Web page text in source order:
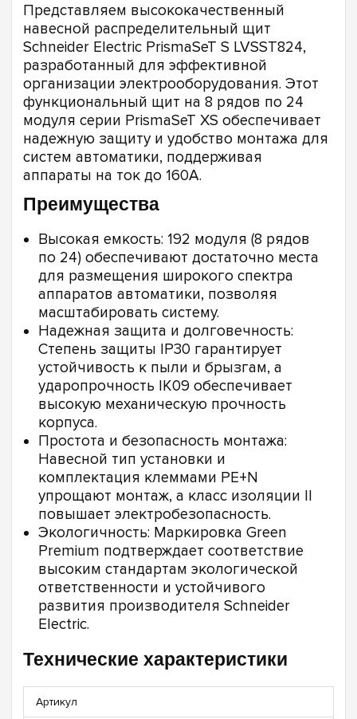
Представляем высококачественный
навесной распределительный щит
Schneider Electric PrismaSeT S LVSST824,
разработанный для эффективной
организации электрооборудования. Этот
функциональный щит на 8 рядов по 24
модуля серии PrismaSeT XS обеспечивает
надежную защиту и удобство монтажа для
систем автоматики, поддерживая
аппараты на ток до 160А.
Преимущества
Высокая емкость: 192 модуля (8 рядов
по 24) обеспечивают достаточно места
для размещения широкого спектра
аппаратов автоматики, позволяя
масштабировать систему.
Надежная защита и долговечность:
Степень защиты IP30 гарантирует
устойчивость к пыли и брызгам, а
ударопрочность IK09 обеспечивает
высокую механическую прочность
корпуса.
Простота и безопасность монтажа:
Навесной тип установки и
комплектация клеммами PE+N
упрощают монтаж, а класс изоляции II
повышает электробезопасность.
Экологичность: Маркировка Green
Premium подтверждает соответствие
высоким стандартам экологической
ответственности и устойчивого
развития производителя Schneider
Electric.
Технические характеристики
Артикул